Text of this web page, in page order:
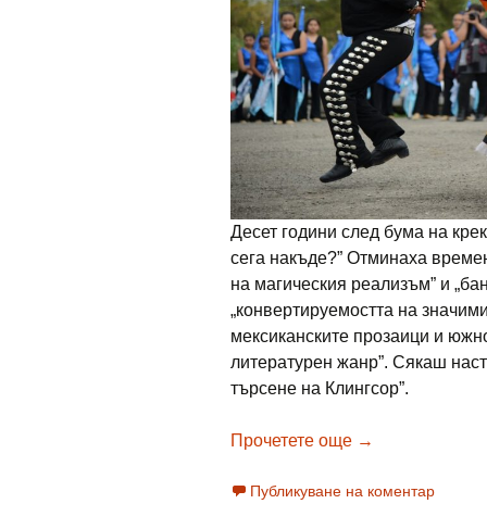
Десет години след бума на
сега накъде?” Отминаха
на магическия реализъм” и
„конвертируемостта на
мексиканските прозаици и
литературен жанр”. Сякаш
търсене на Клингсор”.
Прочетете още Марион
→
Публикуване на коментар